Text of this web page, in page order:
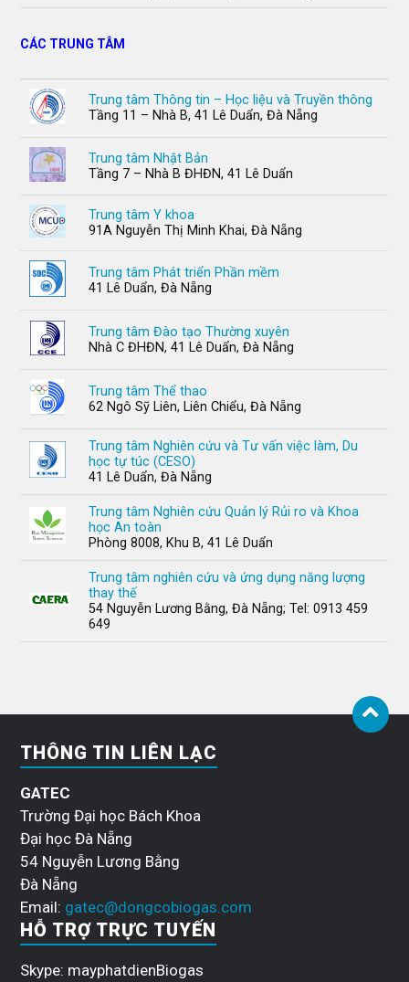
CÁC TRUNG TÂM
Trung tâm Thông tin – Học liệu và Truyền thông
Tầng 11 – Nhà B, 41 Lê Duẩn, Đà Nẵng
Trung tâm Nhật Bản
Tầng 7 – Nhà B ĐHĐN, 41 Lê Duẩn
Trung tâm Y khoa
91A Nguyễn Thị Minh Khai, Đà Nẵng
Trung tâm Phát triển Phần mềm
41 Lê Duẩn, Đà Nẵng
Trung tâm Đào tạo Thường xuyên
Nhà C ĐHĐN, 41 Lê Duẩn, Đà Nẵng
Trung tâm Thể thao
62 Ngô Sỹ Liên, Liên Chiểu, Đà Nẵng
Trung tâm Nghiên cứu và Tư vấn việc làm, Du
học tự túc (CESO)
41 Lê Duẩn, Đà Nẵng
Trung tâm Nghiên cứu Quản lý Rủi ro và Khoa
học An toàn
Phòng 8008, Khu B, 41 Lê Duẩn
Trung tâm nghiên cứu và ứng dụng năng lượng
thay thế
54 Nguyễn Lương Bằng, Đà Nẵng; Tel: 0913 459
649
THÔNG TIN LIÊN LẠC
GATEC
Trường Đại học Bách Khoa
Đại học Đà Nẵng
54 Nguyễn Lương Bằng
Đà Nẵng
Email: gatec@dongcobiogas.com
HỖ TRỢ TRỰC TUYẾN
Skype: mayphatdienBiogas